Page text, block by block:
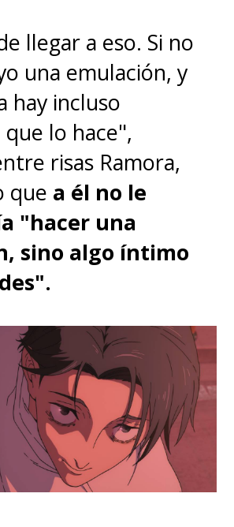
llegar a eso. Si no
una emulación, y
hay incluso
lo hace",
risas Ramora,
que a él no le
"hacer una
sino algo íntimo